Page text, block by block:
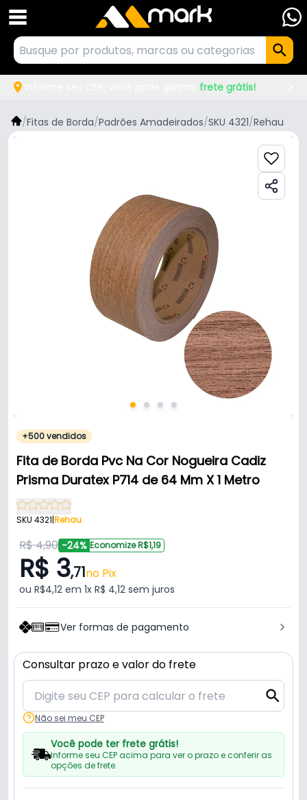
frete grátis!
/Fitas de Borda/Padrões Amadeirados/SKU 4321/Rehau
+500 vendidos
Fita de Borda Pvc Na Cor Nogueira Cadiz
Prisma Duratex P714 de 64 Mm X 1 Metro
SKU 4321|Rehau
R$ 4,90 -24% Economize R$1,19
R$ 3,71no Pix
ou R$4,12 em 1x R$ 4,12 sem juros
Ver formas de pagamento
Consultar prazo e valor do frete
Não sei meu CEP
Você pode ter frete grátis!
Informe seu CEP acima para ver o prazo e conferir as
opções de frete.